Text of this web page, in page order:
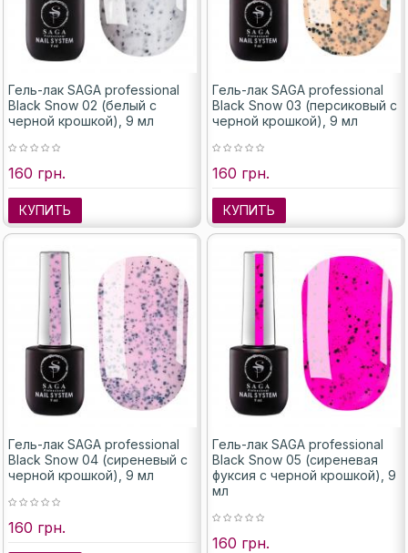
Гель-лак SAGA professional
Black Snow 02 (белый с
черной крошкой), 9 мл
160 грн.
КУПИТЬ
Гель-лак SAGA professional
Black Snow 03 (персиковый с
черной крошкой), 9 мл
160 грн.
КУПИТЬ
Гель-лак SAGA professional
Black Snow 04 (сиреневый с
черной крошкой), 9 мл
160 грн.
Гель-лак SAGA professional
Black Snow 05 (сиреневая
фуксия с черной крошкой), 9
мл
160 грн.